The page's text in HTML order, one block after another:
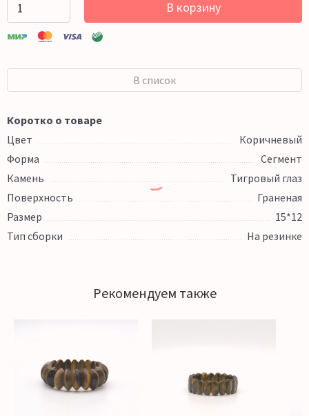
В корзину
В список
Коротко о товаре
Цвет
Коричневый
Форма
Сегмент
Камень
Тигровый глаз
Поверхность
Граненая
Размер
15*12
Тип сборки
На резинке
Рекомендуем также